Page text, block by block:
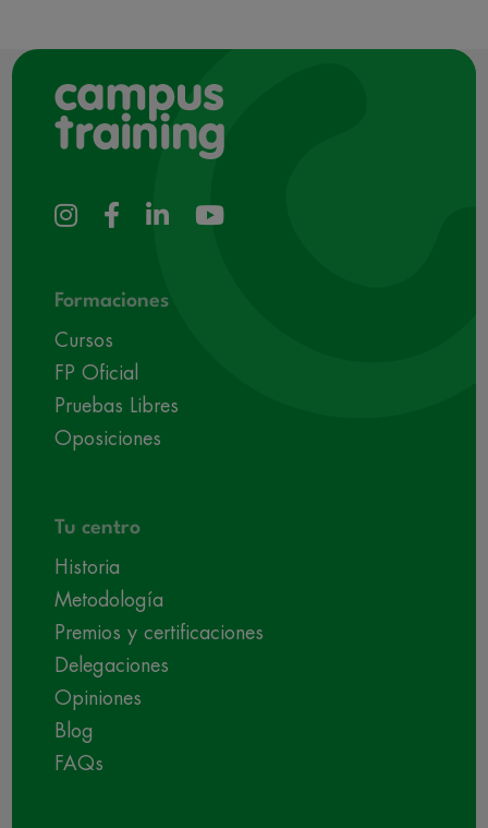
Formaciones
Cursos
FP Oficial
Pruebas Libres
Oposiciones
Tu centro
Historia
Metodología
Premios y certificaciones
Delegaciones
Opiniones
Blog
FAQs